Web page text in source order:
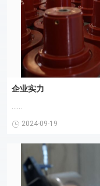
企业实力
......
2024-09-19